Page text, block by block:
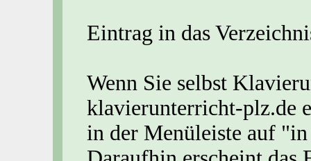
Eintrag in das
Wenn Sie selbst
klavierunterricht-plz.de
in der Menüleiste auf